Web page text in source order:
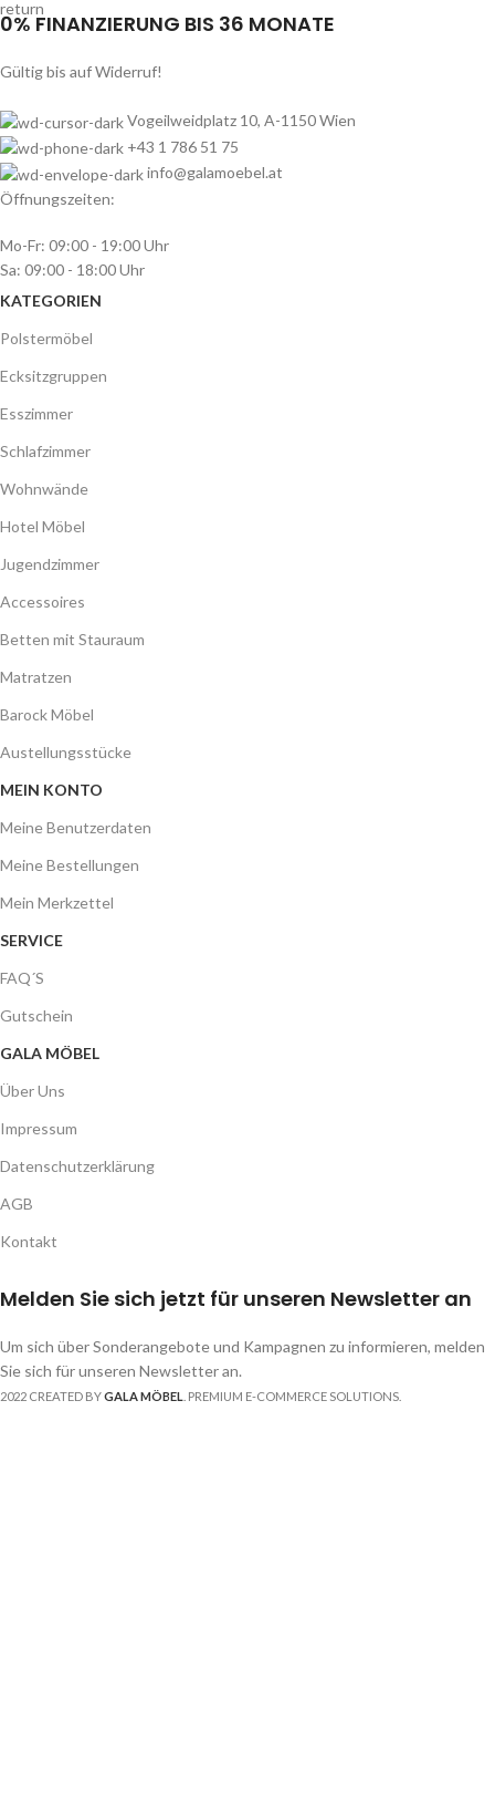
0% FINANZIERUNG BIS 36 MONATE
Gültig bis auf Widerruf!
Vogeilweidplatz 10, A-1150 Wien
+43 1 786 51 75
info@galamoebel.at
Öffnungszeiten:
Mo-Fr: 09:00 - 19:00 Uhr
Sa: 09:00 - 18:00 Uhr
KATEGORIEN
Polstermöbel
Ecksitzgruppen
Esszimmer
Schlafzimmer
Wohnwände
Hotel Möbel
Jugendzimmer
Accessoires
Betten mit Stauraum
Matratzen
Barock Möbel
Austellungsstücke
MEIN KONTO
Meine Benutzerdaten
Meine Bestellungen
Mein Merkzettel
SERVICE
FAQ´S
Gutschein
GALA MÖBEL
Über Uns
Impressum
Datenschutzerklärung
AGB
Kontakt
Melden Sie sich jetzt für unseren Newsletter an
Um sich über Sonderangebote und Kampagnen zu informieren, melden
Sie sich für unseren Newsletter an.
2022 CREATED BYGALA MÖBEL . PREMIUM E-COMMERCE SOLUTIONS.